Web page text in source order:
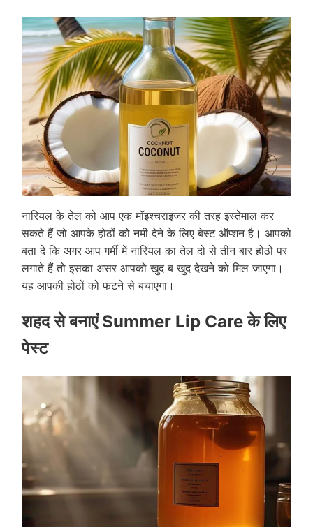
नारियल के तेल को आप एक मॉइश्चराइजर की तरह इस्तेमाल कर
सकते हैं जो आपके होठों को नमी देने के लिए बेस्ट ऑप्शन है। आपको
बता दे कि अगर आप गर्मी में नारियल का तेल दो से तीन बार होठों पर
लगाते हैं तो इसका असर आपको खुद ब खुद देखने को मिल जाएगा।
यह आपकी होठों को फटने से बचाएगा।
शहद से बनाएं Summer Lip Care के लिए
पेस्ट